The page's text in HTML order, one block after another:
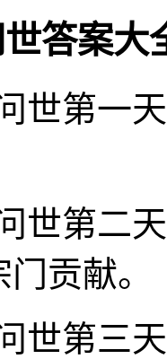
答案大
世第一
世第二
贡献。
世第三